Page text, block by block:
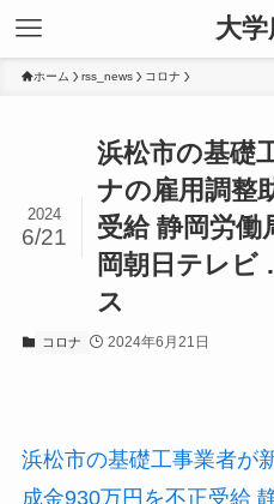
大
ホーム rss_news コロナ
浜松市の基礎
ナの雇用調整
受給 静岡労働
岡朝日テレ
ス
2024
6/21
コロナ 2024年6月21日
浜松市の基礎工事業者が
成金930万円を不正受給